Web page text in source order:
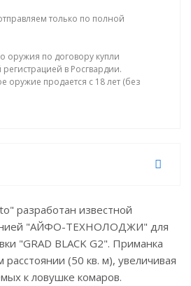
только по полной
по договору купли
в Росгвардии.
оружие продается с 18 лет (без
разработан известной
"АЙФО-ТЕХНОЛОДЖИ" для
"GRAD BLACK G2". Приманка
(50 кв. м), увеличивая
к ловушке комаров.